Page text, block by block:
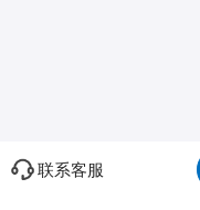
联系客服